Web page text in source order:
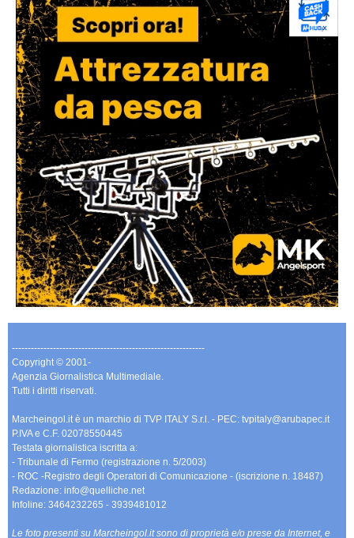
-------------------------------------------------------------
Copyright © 2001-
Agenzia Giornalistica Multimediale.
Tutti i diritti riservati.
Marcheingol.it è un marchio di TVP ITALY S.r.l. - PEC: tvpitaly@arubapec.it
P.IVA e C.F. 02078550445
Testata giornalistica iscritta a:
- Tribunale di Fermo (registrazione n. 5/2003)
- ROC -Registro degli Operatori di Comunicazione - (iscrizione n. 18487)
Redazione: info@quelliche.net
Infoline: 3464232265 - 3939481012
Le foto presenti su Marcheingol.it sono di proprietà e/o prese da Internet, e